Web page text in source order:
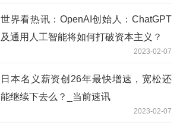
世界看热讯：OpenAI创始人：ChatGPT
及通用人工智能将如何打破资本主义？
2023-02-07
日本名义薪资创26年最快增速，宽松还
能继续下去么？_当前速讯
2023-02-07